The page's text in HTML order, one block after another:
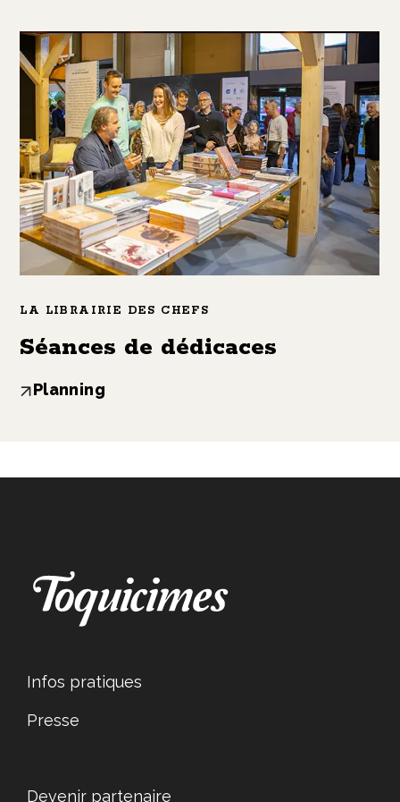
LA LIBRAIRIE DES CHEFS
Séances de dédicaces
Planning
Infos pratiques
Presse
Devenir partenaire